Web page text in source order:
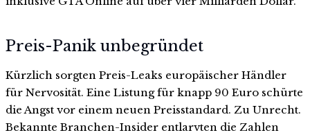
Preis-Panik unbegründet
Kürzlich sorgten Preis-Leaks europäischer Händler
für Nervosität. Eine Listung für knapp 90 Euro schürte
die Angst vor einem neuen Preisstandard. Zu Unrecht.
Bekannte Branchen-Insider entlarvten die Zahlen